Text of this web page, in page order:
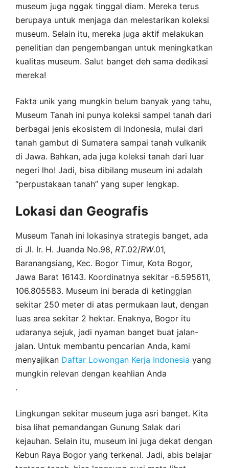
museum juga nggak tinggal diam. Mereka terus
berupaya untuk menjaga dan melestarikan koleksi
museum. Selain itu, mereka juga aktif melakukan
penelitian dan pengembangan untuk meningkatkan
kualitas museum. Salut banget deh sama dedikasi
mereka!
Fakta unik yang mungkin belum banyak yang tahu,
Museum Tanah ini punya koleksi sampel tanah dari
berbagai jenis ekosistem di Indonesia, mulai dari
tanah gambut di Sumatera sampai tanah vulkanik
di Jawa. Bahkan, ada juga koleksi tanah dari luar
negeri lho! Jadi, bisa dibilang museum ini adalah
“perpustakaan tanah” yang super lengkap.
Lokasi dan Geografis
Museum Tanah ini lokasinya strategis banget, ada
di Jl. Ir. H. Juanda No.98, RT.02/RW.01,
Baranangsiang, Kec. Bogor Timur, Kota Bogor,
Jawa Barat 16143. Koordinatnya sekitar -6.595611,
106.805583. Museum ini berada di ketinggian
sekitar 250 meter di atas permukaan laut, dengan
luas area sekitar 2 hektar. Enaknya, Bogor itu
udaranya sejuk, jadi nyaman banget buat jalan-
jalan. Untuk membantu pencarian Anda, kami
menyajikan Daftar Lowongan Kerja Indonesia yang
mungkin relevan dengan keahlian Anda
.
Lingkungan sekitar museum juga asri banget. Kita
bisa lihat pemandangan Gunung Salak dari
kejauhan. Selain itu, museum ini juga dekat dengan
Kebun Raya Bogor yang terkenal. Jadi, abis belajar